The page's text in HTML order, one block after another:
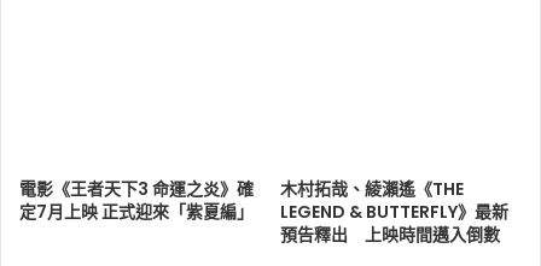
電影《王者天下3 命運之炎》確
定7月上映 正式迎來「紫夏編」
木村拓哉、綾瀨遙《THE
LEGEND & BUTTERFLY》最新
預告釋出 上映時間邁入倒數